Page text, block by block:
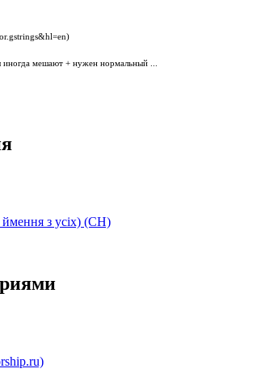
мешают + нужен нормальный ...
ймення з усіх) (СН)